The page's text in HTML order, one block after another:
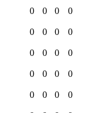
0 0 0 0
0 0 0 0
0 0 0 0
0 0 0 0
0 0 0 0